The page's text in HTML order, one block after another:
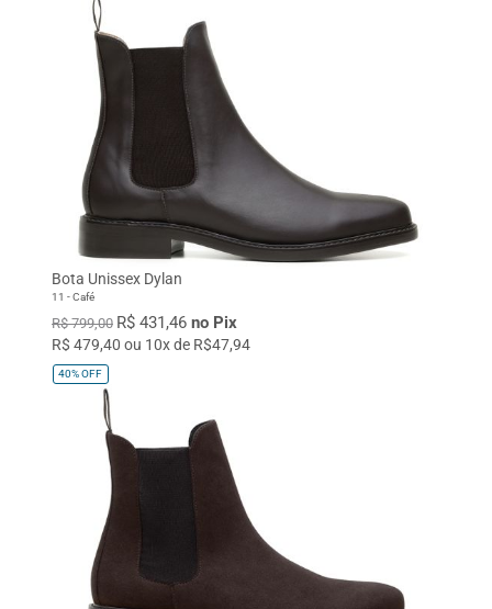
Remover este Item
Limpar Tudo
R$ 300,00
R$ 400,00
e acima
Bota Unissex Dylan
11 - Café
R$ 799,00 R$ 431,46 no Pix
R$ 479,40 ou 10x de R$47,94
40%OFF